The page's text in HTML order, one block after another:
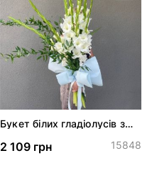
Букет білих гладіолусів з
2 109 грн 15848